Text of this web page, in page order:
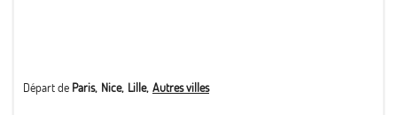
Départ de Paris Nice Lille Autres villes